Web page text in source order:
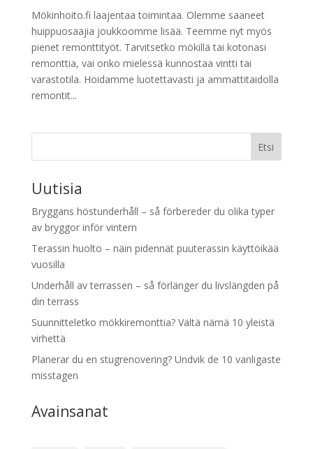
Mökinhoito.fi laajentaa toimintaa. Olemme saaneet
huippuosaajia joukkoomme lisää. Teemme nyt myös
pienet remonttityöt. Tarvitsetko mökillä tai kotonasi
remonttia, vai onko mielessä kunnostaa vintti tai
varastotila. Hoidamme luotettavasti ja ammattitaidolla
remontit...
Etsi
Uutisia
Bryggans höstunderhåll – så förbereder du olika typer
av bryggor inför vintern
Terassin huolto – näin pidennät puuterassin käyttöikää
vuosilla
Underhåll av terrassen – så förlänger du livslängden på
din terrass
Suunnitteletko mökkiremonttia? Vältä nämä 10 yleistä
virhettä
Planerar du en stugrenovering? Undvik de 10 vanligaste
misstagen
Avainsanat